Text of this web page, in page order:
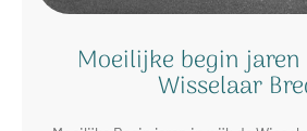
Moeilijke begin
Wisselaar